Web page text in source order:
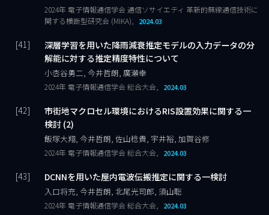
2024年 電子情報通信学会 通信ソサイエティ 革新的無線通信技術に
関する横断型研究会 (MIKA),
2024.03
深層学習を用いた降雨減衰推定モデルの入力データの分
解能に対する推定精度特性について
小枩谷勇二, 今井哲朗, 廣瀬幸
2024年 電子情報通信学会 総合大会, 2024.03
市街地マクロセル環境におけるRIS設置効果に関する一
検討 (2)
飯塚大翔, 今井哲朗, 佐山稔貴, 宇井裕, 加賀谷修
2024年 電子情報通信学会 総合大会, 2024.03
DCNNを用いた屋内電波伝搬推定に関する一検討
入口将充, 今井哲朗, 北尾光司郎, 須山聡
2024年 電子情報通信学会 総合大会, 2024.03